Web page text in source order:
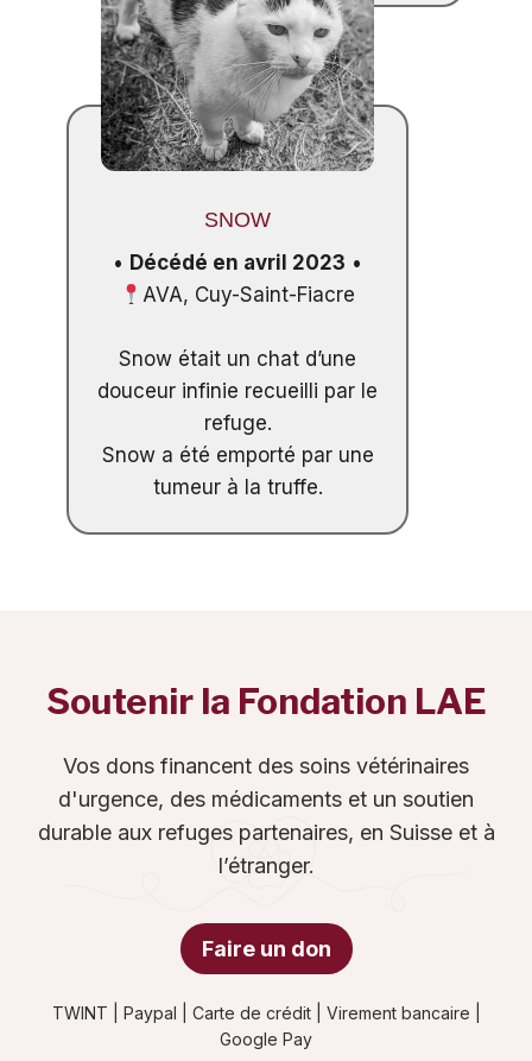
SNOW
• Décédé en avril 2023 •
AVA, Cuy-Saint-Fiacre
Snow était un chat d’une
douceur infinie recueilli par le
refuge.
Snow a été emporté par une
tumeur à la truffe.
Soutenir la Fondation LAE
Vos dons financent des soins vétérinaires
d'urgence, des médicaments et un soutien
durable aux refuges partenaires, en Suisse et à
l’étranger.
Faire un don
TWINT | Paypal | Carte de crédit | Virement bancaire |
Google Pay